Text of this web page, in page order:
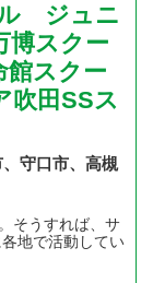
ル ジュニ
博スクー
館スクー
吹田SSス
、守口市、高槻
そうすれば、サ
地で活動してい